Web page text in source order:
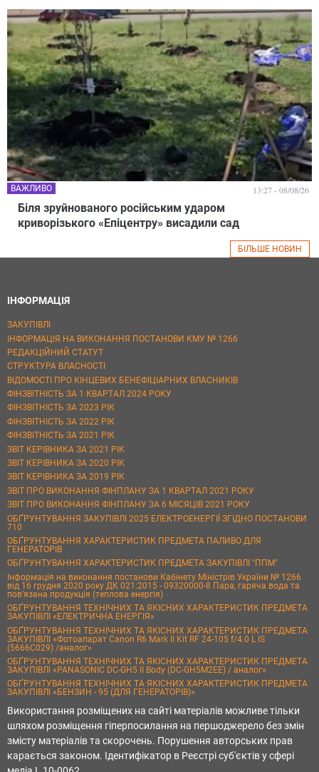
Біля зруйнованого російським ударом
криворізького «Епіцентру» висадили сад
ВАЖЛИВО 13:27 - 08/08/26
БІЛЬШЕ НОВИН
ІНФОРМАЦІЯ
ЗАКУПІВЛІ
ІНФОРМАЦІЯ НА ВИКОНАННЯ ПОСТАНОВИ КМУ № 1266
РЕДАКЦІЙНИЙ СТАТУТ
СТРУКТУРА ВЛАСНОСТІ
ВІДОМОСТІ ПРО КІНЦЕВИХ БЕНЕФІЦІАРНИХ ВЛАСНИКІВ
ФІНЗВІТНІСТЬ ЗА 1 КВАРТАЛ 2024 РОКУ
ФІНЗВІТНІСТЬ ЗА 2023 РІК
ФІНЗВІТНІСТЬ ЗА 2022 РІК
ФІНЗВІТНІСТЬ ЗА 2021 РІК
ЗВІТ КЕРІВНИКА ЗА 2021 РІК
ЗВІТ КЕРІВНИКА ЗА 2020 РІК
ЗВІТ КЕРІВНИКА ЗА 2019 РІК
ЗВІТ ПРО ВИКОНАННЯ ФІНПЛАНУ ЗА 1 КВАРТАЛ 2021 РОКУ
ЗВІТ ПРО ВИКОНАННЯ ФІНПЛАНУ ЗА 6 МІСЯЦІВ 2021 РОКУ
ОБҐРУНТУВАННЯ ЗАКУПІВЛІ 2025 ЕЛЕКТРОЕНЕРГІЇ ЗГІДНО ПОСТАНОВИ
710
ОБҐРУНТУВАННЯ ХАРАКТЕРИСТИК ПРЕДМЕТА ПАЛИВО ДЛЯ
ГЕНЕРАТОРІВ
ОБҐРУНТУВАННЯ ХАРАКТЕРИСТИК ПРЕДМЕТА ЗАКУПІВЛІ "ППМ"
Інформація на виконання постанови Кабінету Міністрів України № 1266
від 16 грудня 2020 року ДК 021:2015 - 09320000-8 Пара, гаряча вода та
пов’язана продукція (теплова енергія)
ОБҐРУНТУВАННЯ ТЕХНІЧНИХ ТА ЯКІСНИХ ХАРАКТЕРИСТИК ПРЕДМЕТА
ЗАКУПІВЛІ «ЕЛЕКТРИЧНА ЕНЕРГІЯ»
ОБҐРУНТУВАННЯ ТЕХНІЧНИХ ТА ЯКІСНИХ ХАРАКТЕРИСТИК ПРЕДМЕТА
ЗАКУПІВЛІ «Фотоапарат Canon R6 Mark II Kit RF 24-105 f/4.0 L IS
(5666C029) /аналог»
ОБҐРУНТУВАННЯ ТЕХНІЧНИХ ТА ЯКІСНИХ ХАРАКТЕРИСТИК ПРЕДМЕТА
ЗАКУПІВЛІ «PANASONIC DC-GH5 II Body (DC-GH5M2EE) / аналог»
ОБҐРУНТУВАННЯ ТЕХНІЧНИХ ТА ЯКІСНИХ ХАРАКТЕРИСТИК ПРЕДМЕТА
ЗАКУПІВЛІ «БЕНЗИН - 95 (ДЛЯ ГЕНЕРАТОРІВ)»
Використання розміщених на сайті матеріалів можливе тільки
шляхом розміщення гіперпосилання на першоджерело без змін
змісту матеріалів та скорочень. Порушення авторських прав
карається законом. Ідентифікатор в Реєстрі суб'єктів у сфері